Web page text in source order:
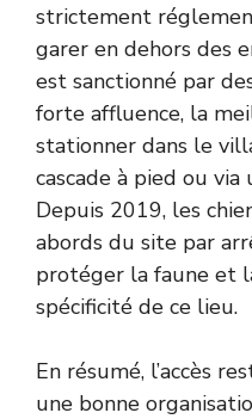
strictement
garer en dehors des
est sanctionné par
forte affluence, la
stationner dans le
cascade à pied ou
Depuis 2019, les
abords du site par
protéger la faune et
spécificité de ce lieu.
En résumé, l’accès
une bonne